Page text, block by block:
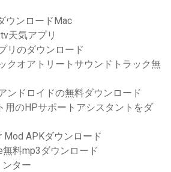
ウンロードMac
天気アプリ
リのダウンロード
クオアトリートサウンドトラック無
ンドロイドの無料ダウンロード
用のHPサポートアシスタントをダ
Mod APKダウンロード
料mp3ダウンロード
ター